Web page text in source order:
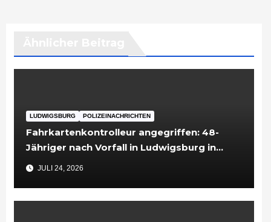
LUDWIGSBURG POLIZEINACHRICHTEN
Fahrkartenkontrolleur angegriffen: 48-
Jähriger nach Vorfall in Ludwigsburg in
Untersuchungshaft
JULI 24, 2026